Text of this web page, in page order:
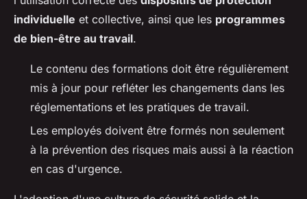
individuelle et collective, ainsi que les programmes
de bien-être au travail.
Le contenu des formations doit être régulièrement
mis à jour pour refléter les changements dans les
réglementations et les pratiques de travail.
Les employés doivent être formés non seulement
à la prévention des risques mais aussi à la réaction
en cas d'urgence.